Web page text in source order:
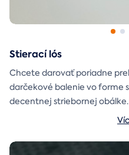
Stierací lós
Chcete darovať poriadne
darčekové balenie vo forme
decentnej striebornej
objaví až po chvíľke napätia